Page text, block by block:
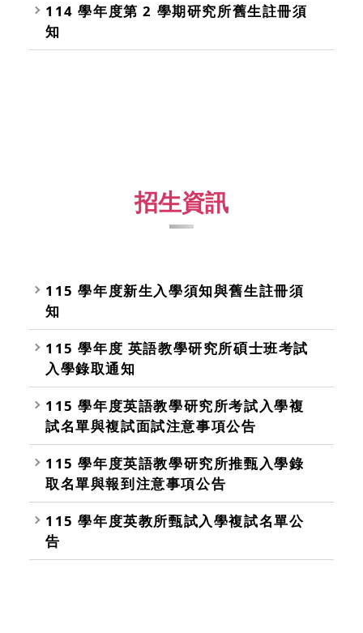
114 學年度第 2 學期研究所舊生註冊須
知
招生資訊
115 學年度新生入學須知與舊生註冊須
知
115 學年度 英語教學研究所碩士班考試
入學錄取通知
115 學年度英語教學研究所考試入學複
試名單與複試面試注意事項公告
115 學年度英語教學研究所推甄入學錄
取名單與報到注意事項公告
115 學年度英教所甄試入學複試名單公
告